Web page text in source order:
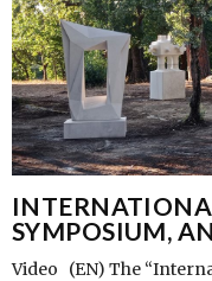
SYMPOSIUM,
Video (EN) The